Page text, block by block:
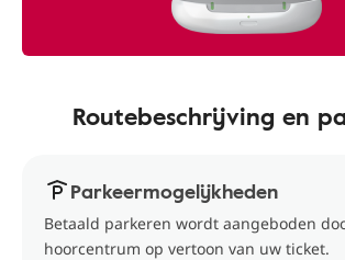
Routebeschrijving en
Parkeermogelijkheden
Betaald parkeren wordt aangeboden
hoorcentrum op vertoon van uw ticket.